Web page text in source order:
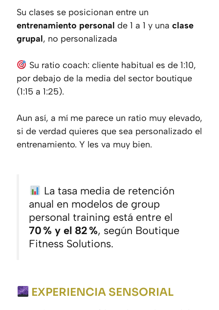
Su clases se posicionan entre un
entrenamiento personal de 1 a 1 y una clase
grupal, no personalizada
Su ratio coach: cliente habitual es de 1:10,
por debajo de la media del sector boutique
(1:15 a 1:25).
Aun así, a mí me parece un ratio muy elevado,
si de verdad quieres que sea personalizado el
entrenamiento. Y les va muy bien.
La tasa media de retención
anual en modelos de group
personal training está entre el
70 % y el 82 %, según Boutique
Fitness Solutions.
EXPERIENCIA SENSORIAL